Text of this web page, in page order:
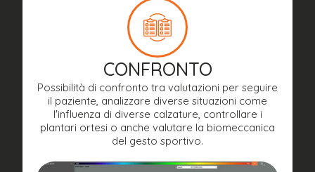
CONFRONTO
Possibilità di confronto tra valutazioni per seguire
il paziente, analizzare diverse situazioni come
l'influenza di diverse calzature, controllare i
plantari ortesi o anche valutare la biomeccanica
del gesto sportivo.